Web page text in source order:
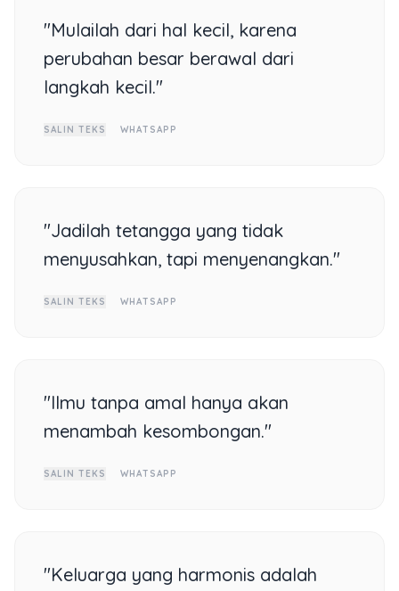
"Mulailah dari hal kecil, karena
perubahan besar berawal dari
langkah kecil."
SALIN TEKS WHATSAPP
"Jadilah tetangga yang tidak
menyusahkan, tapi menyenangkan."
SALIN TEKS WHATSAPP
"Ilmu tanpa amal hanya akan
menambah kesombongan."
SALIN TEKS WHATSAPP
"Keluarga yang harmonis adalah